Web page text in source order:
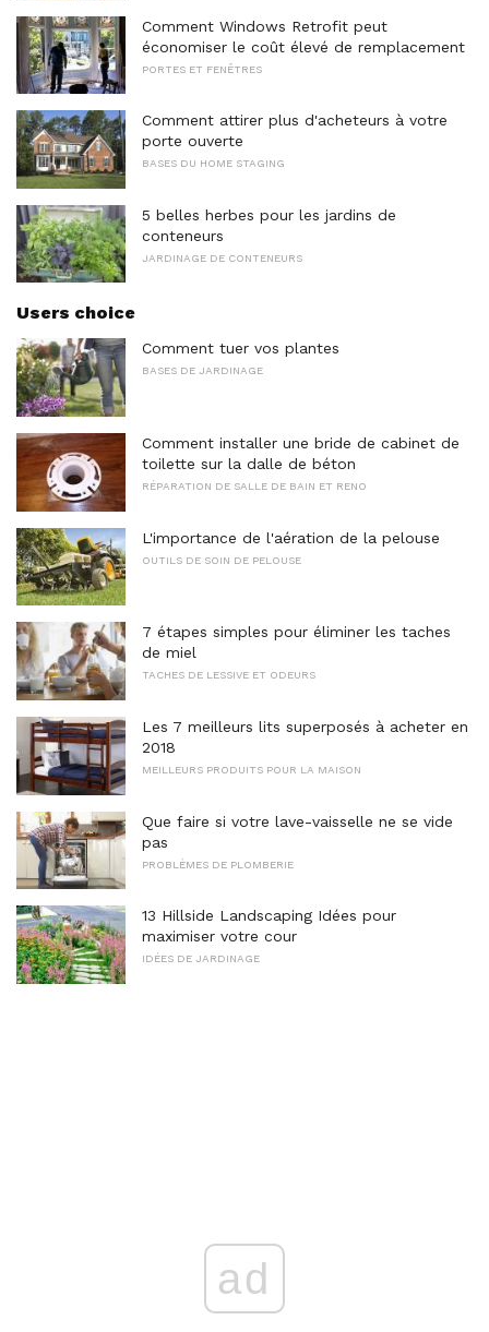
Comment Windows Retrofit peut
économiser le coût élevé de remplacement
PORTES ET FENÊTRES
Comment attirer plus d'acheteurs à votre
porte ouverte
BASES DU HOME STAGING
5 belles herbes pour les jardins de
conteneurs
JARDINAGE DE CONTENEURS
Users choice
Comment tuer vos plantes
BASES DE JARDINAGE
Comment installer une bride de cabinet de
toilette sur la dalle de béton
RÉPARATION DE SALLE DE BAIN ET RENO
L'importance de l'aération de la pelouse
OUTILS DE SOIN DE PELOUSE
7 étapes simples pour éliminer les taches
de miel
TACHES DE LESSIVE ET ODEURS
Les 7 meilleurs lits superposés à acheter en
2018
MEILLEURS PRODUITS POUR LA MAISON
Que faire si votre lave-vaisselle ne se vide
pas
PROBLÈMES DE PLOMBERIE
13 Hillside Landscaping Idées pour
maximiser votre cour
IDÉES DE JARDINAGE
ad